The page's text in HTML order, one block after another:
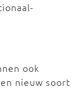
ook
nieuw soort